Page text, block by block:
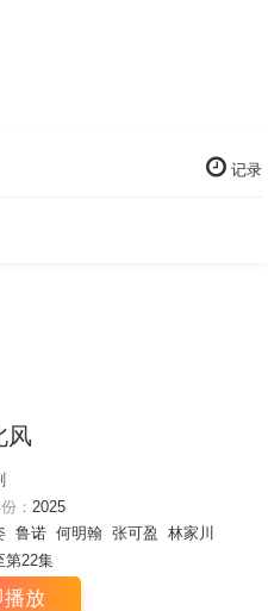
记录
风
： 2025
鲁诺 何明翰 张可盈
林家川
第22集
播放